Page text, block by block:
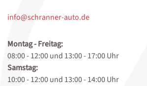
info@schranner-auto.de
Montag - Freitag:
08:00 - 12:00 und 13:00 - 17:00 Uhr
Samstag:
10:00 - 12:00 und 13:00 - 14:00 Uhr